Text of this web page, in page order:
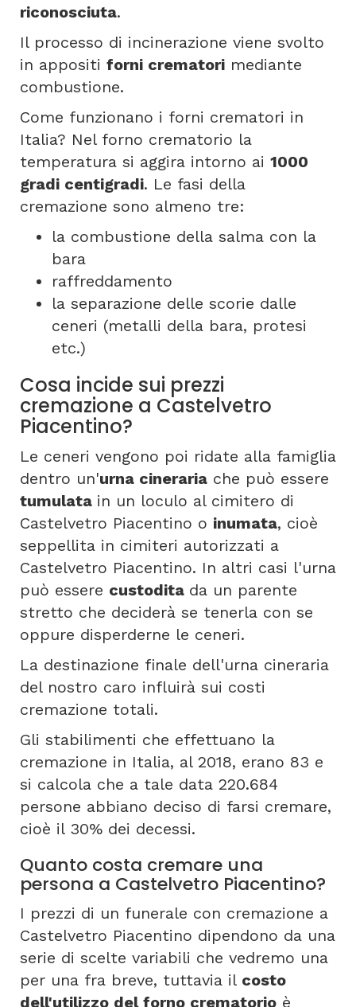
riconosciuta.
Il processo di incinerazione viene svolto
in appositi forni crematori mediante
combustione.
Come funzionano i forni crematori in
Italia? Nel forno crematorio la
temperatura si aggira intorno ai 1000
gradi centigradi. Le fasi della
cremazione sono almeno tre:
la combustione della salma con la
bara
raffreddamento
la separazione delle scorie dalle
ceneri (metalli della bara, protesi
etc.)
Cosa incide sui prezzi
cremazione a Castelvetro
Piacentino?
Le ceneri vengono poi ridate alla famiglia
dentro un'urna cineraria che può essere
tumulata in un loculo al cimitero di
Castelvetro Piacentino o inumata, cioè
seppellita in cimiteri autorizzati a
Castelvetro Piacentino. In altri casi l'urna
può essere custodita da un parente
stretto che deciderà se tenerla con se
oppure disperderne le ceneri.
La destinazione finale dell'urna cineraria
del nostro caro influirà sui costi
cremazione totali.
Gli stabilimenti che effettuano la
cremazione in Italia, al 2018, erano 83 e
si calcola che a tale data 220.684
persone abbiano deciso di farsi cremare,
cioè il 30% dei decessi.
Quanto costa cremare una
persona a Castelvetro Piacentino?
I prezzi di un funerale con cremazione a
Castelvetro Piacentino dipendono da una
serie di scelte variabili che vedremo una
per una fra breve, tuttavia il costo
dell'utilizzo del forno crematorio è